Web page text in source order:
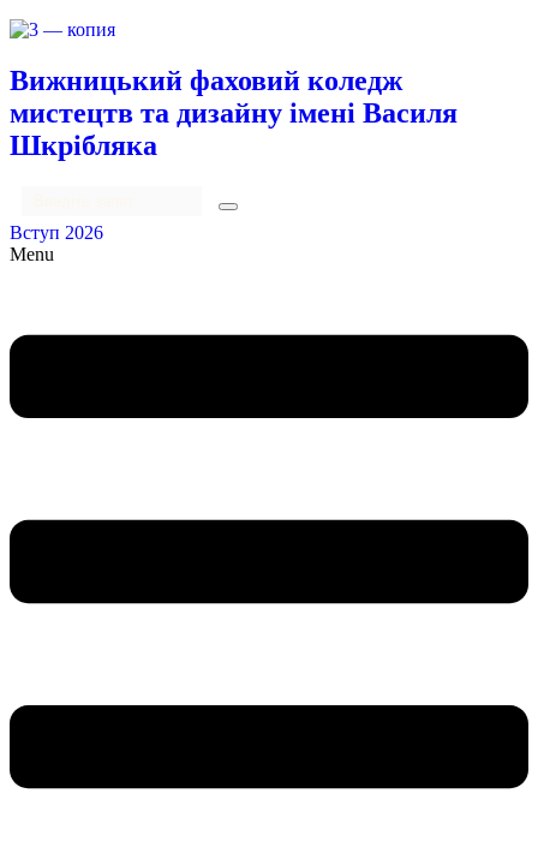
Вижницький фаховий коледж
мистецтв та дизайну імені Василя
Шкрібляка
Вступ 2026
Menu